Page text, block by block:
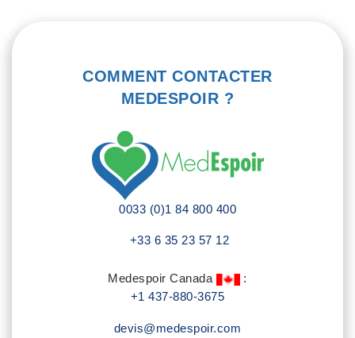
COMMENT CONTACTER
MEDESPOIR ?
0033 (0)1 84 800 400
+33 6 35 23 57 12
Medespoir Canada
:
+1 437-880-3675
devis@medespoir.com